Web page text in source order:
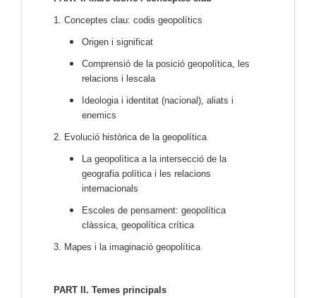
1. Conceptes clau: codis geopolítics
Origen i significat
Comprensió de la posició geopolítica, les
relacions i lescala
Ideologia i identitat (nacional), aliats i
enemics
2. Evolució històrica de la geopolítica
La geopolítica a la intersecció de la
geografia política i les relacions
internacionals
Escoles de pensament: geopolítica
clàssica, geopolítica crítica
3. Mapes i la imaginació geopolítica
PART II. Temes principals